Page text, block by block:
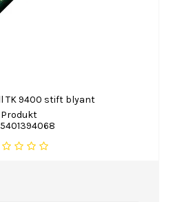
TK 9400 stift blyant
Produkt